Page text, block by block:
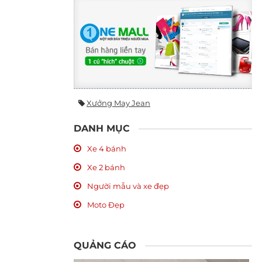
Xưởng May Jean
DANH MỤC
Xe 4 bánh
Xe 2 bánh
Người mẫu và xe đẹp
Moto Đẹp
QUẢNG CÁO